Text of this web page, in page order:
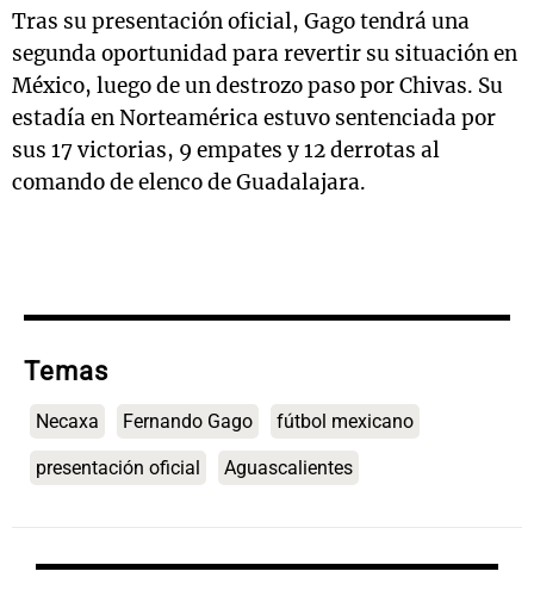
Tras su presentación oficial, Gago tendrá una
segunda oportunidad para revertir su situación en
México, luego de un destrozo paso por Chivas. Su
estadía en Norteamérica estuvo sentenciada por
sus 17 victorias, 9 empates y 12 derrotas al
comando de elenco de Guadalajara.
Temas
Necaxa Fernando Gago fútbol mexicano
presentación oficial Aguascalientes